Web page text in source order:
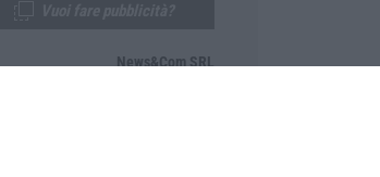
News&Com SRL